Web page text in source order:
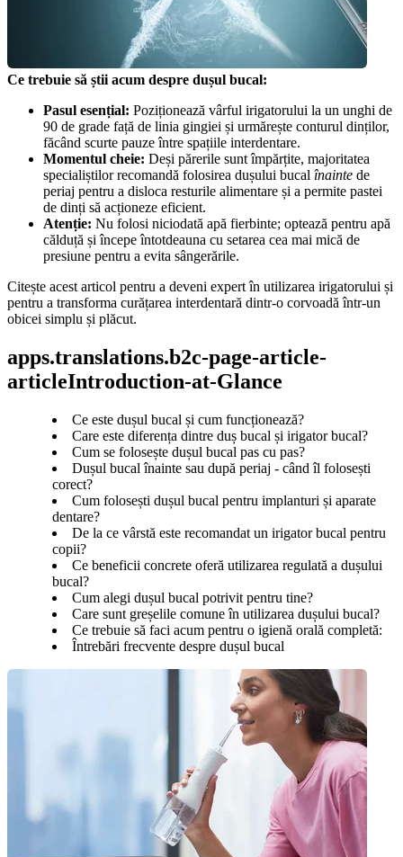
Ce trebuie să știi acum despre dușul bucal:
Pasul esențial: Poziționează vârful irigatorului la un unghi de
90 de grade față de linia gingiei și urmărește conturul dinților,
făcând scurte pauze între spațiile interdentare.
Momentul cheie: Deși părerile sunt împărțite, majoritatea
specialiștilor recomandă folosirea dușului bucal înainte de
periaj pentru a disloca resturile alimentare și a permite pastei
de dinți să acționeze eficient.
Atenție: Nu folosi niciodată apă fierbinte; optează pentru apă
călduță și începe întotdeauna cu setarea cea mai mică de
presiune pentru a evita sângerările.
Citește acest articol pentru a deveni expert în utilizarea irigatorului și
pentru a transforma curățarea interdentară dintr-o corvoadă într-un
obicei simplu și plăcut.
apps.translations.b2c-page-article-
articleIntroduction-at-Glance
Ce este dușul bucal și cum funcționează?
Care este diferența dintre duș bucal și irigator bucal?
Cum se folosește dușul bucal pas cu pas?
Dușul bucal înainte sau după periaj - când îl folosești
corect?
Cum folosești dușul bucal pentru implanturi și aparate
dentare?
De la ce vârstă este recomandat un irigator bucal pentru
copii?
Ce beneficii concrete oferă utilizarea regulată a dușului
bucal?
Cum alegi dușul bucal potrivit pentru tine?
Care sunt greșelile comune în utilizarea dușului bucal?
Ce trebuie să faci acum pentru o igienă orală completă:
Întrebări frecvente despre dușul bucal